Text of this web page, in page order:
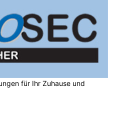
für Ihr Zuhause und